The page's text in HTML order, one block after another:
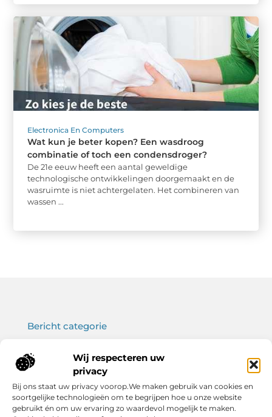
Wij respecteren uw
privacy
Bij ons staat uw privacy voorop.We maken gebruik van cookies en
soortgelijke technologieën om te begrijpen hoe u onze website
gebruikt én om uw ervaring zo waardevol mogelijk te maken.
Electronica En Computers
Wat kun je beter kopen? Een wasdroog
combinatie of toch een condensdroger?
De 21e eeuw heeft een aantal geweldige
technologische ontwikkelingen doorgemaakt en de
wasruimte is niet achtergelaten. Het combineren van
wassen ...
Onze informatie
Bericht categorie